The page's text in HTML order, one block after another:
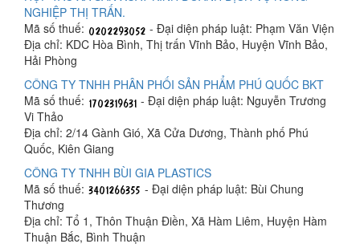
NGHIỆP THỊ TRẤN.
Mã số thuế:
- Đại diện pháp luật: Phạm Văn Viện
Địa chỉ: KDC Hòa Bình, Thị trấn Vĩnh Bảo, Huyện Vĩnh Bảo,
Hải Phòng
CÔNG TY TNHH PHÂN PHỐI SẢN PHẨM PHÚ QUỐC BKT
Mã số thuế:
- Đại diện pháp luật: Nguyễn Trương
Vi Thảo
Địa chỉ: 2/14 Gành Gió, Xã Cửa Dương, Thành phố Phú
Quốc, Kiên Giang
CÔNG TY TNHH BÙI GIA PLASTICS
Mã số thuế:
- Đại diện pháp luật: Bùi Chung
Thương
Địa chỉ: Tổ 1, Thôn Thuận Điền, Xã Hàm Liêm, Huyện Hàm
Thuận Bắc, Bình Thuận